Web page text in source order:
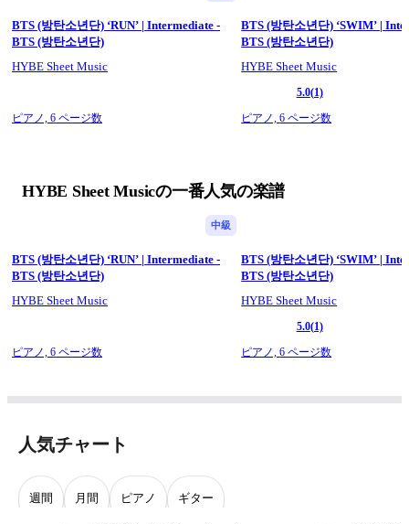
BTS (방탄소년단) ‘RUN’ | Intermediate -
BTS (방탄소년단)
HYBE Sheet Music
ピアノ, 6 ページ数
BTS (방탄소년단) ‘SWIM’ |
BTS (방탄소년단)
HYBE Sheet Music
5.0(1)
ピアノ,6 ページ数
HYBE Sheet Musicの一番人気の楽譜
中級
BTS (방탄소년단) ‘RUN’ | Intermediate -
BTS (방탄소년단)
HYBE Sheet Music
ピアノ, 6 ページ数
BTS (방탄소년단) ‘SWIM’ |
BTS (방탄소년단)
HYBE Sheet Music
5.0(1)
ピアノ,6 ページ数
人気チャート
週間 月間 ピアノ ギター